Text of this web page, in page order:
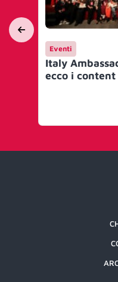
Eventi
Italy
ecco i